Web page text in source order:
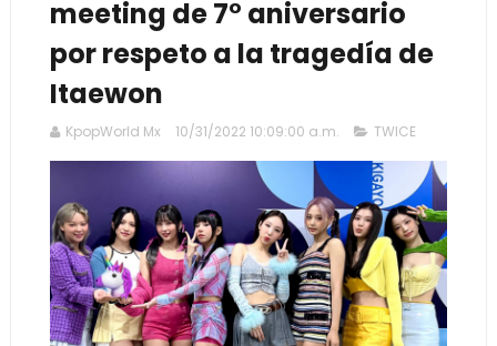
meeting de 7° aniversario
por respeto a la tragedía de
Itaewon
KpopWorld Mx 10/31/2022 10:09:00 a.m. TWICE